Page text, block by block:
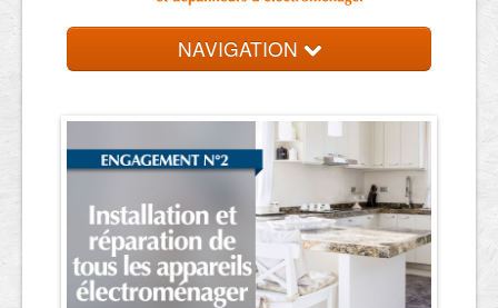
NAVIGATION